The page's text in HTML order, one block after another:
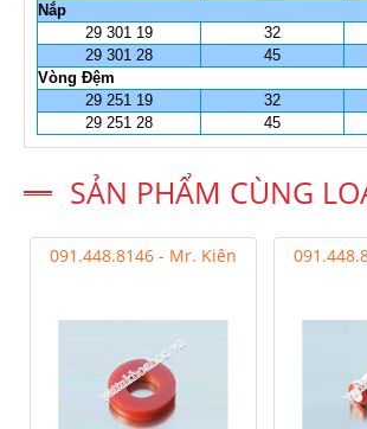
Nắp
29 301 19
32
29 301 28
45
Vòng Đệm
29 251 19
32
29 251 28
45
SẢN PHẨM CÙNG
091.448.8146 - Mr. Kiên